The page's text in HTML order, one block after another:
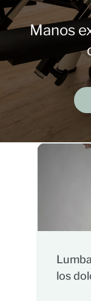
Contacto
Español
Manos
los